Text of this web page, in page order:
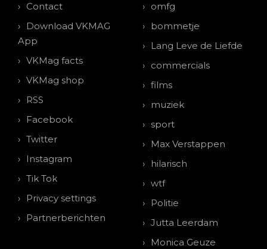
Contact
Download VKMAG
App
VKMag facts
VKMag shop
RSS
Facebook
Twitter
Instagram
Tik Tok
Privacy settings
Partnerberichten
omfg
bommetje
Lang Leve de Liefde
commercials
films
muziek
sport
Max Verstappen
hilarisch
wtf
Politie
Jutta Leerdam
Monica Geuze